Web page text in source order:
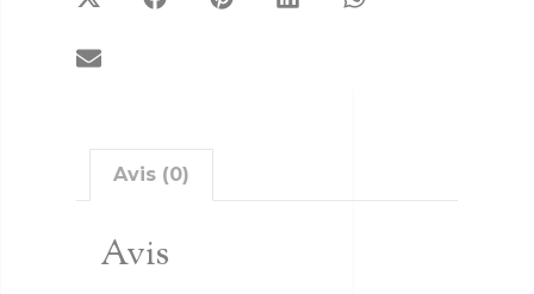
Avis (0)
Avis